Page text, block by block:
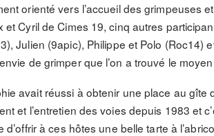
orienté vers l’accueil des grimpeuses
et Cyril de Cimes 19, cinq autres
Julien (9apic), Philippe et Polo
de grimper que l’on a trouvé le
avait réussi à obtenir une place au gîte
et l’entretien des voies depuis 1983 et
d’offrir à ces hôtes une belle tarte à